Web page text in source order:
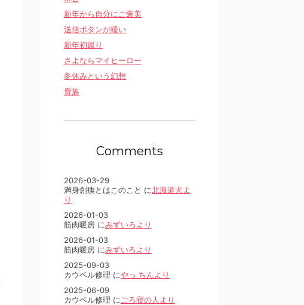
新年から自分にご褒美
送信ボタンが緩い
新年初蹴り
さよならマイヒーロー
冬休みという幻想
貴族
Comments
2026-03-29
満身創痍とはこのこと に北海道犬よ
り
2026-01-03
筋肉暖房 にみずいろより
2026-01-03
筋肉暖房 にみずいろより
2025-09-03
カウベル修理 にやっ ちんより
2025-06-09
カウベル修理 に ごろ寝の人より